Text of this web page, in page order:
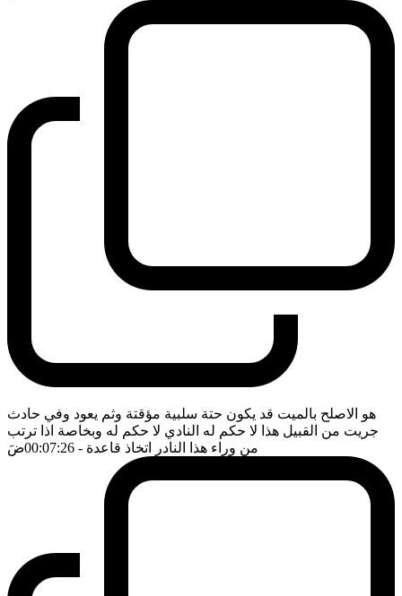
هو الاصلح بالميت قد يكون حتة سلبية مؤقتة وثم يعود وفي حادث
جريت من القبيل هذا لا حكم له النادي لا حكم له وبخاصة اذا ترتب
من وراء هذا النادر اتخاذ قاعدة - 00:07:26 ضَ